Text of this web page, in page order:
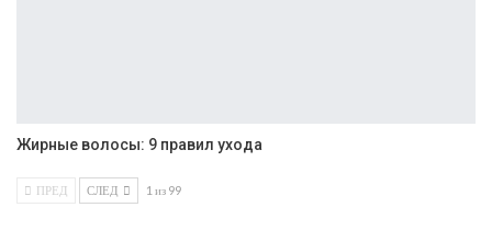
Жирные волосы: 9 правил ухода
ПРЕД СЛЕД 1 из 99